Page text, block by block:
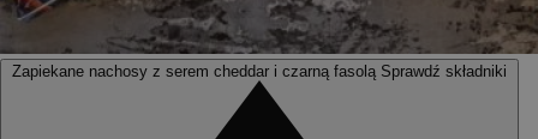
Zapiekane nachosy z serem cheddar i czarną fasolą Sprawdź składniki